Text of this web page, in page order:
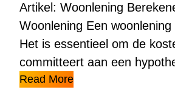
Artikel: Woonlening
Woonlening Een
Het is essentieel om de
committeert aan een
Read More